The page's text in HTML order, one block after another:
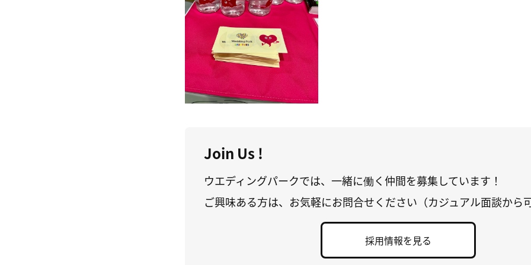
Join Us !
ウエディングパークでは、一緒に働く仲間を募集しています！
ご興味ある方は、お気軽にお問合せください（カジュアル面談から
採用情報を見る